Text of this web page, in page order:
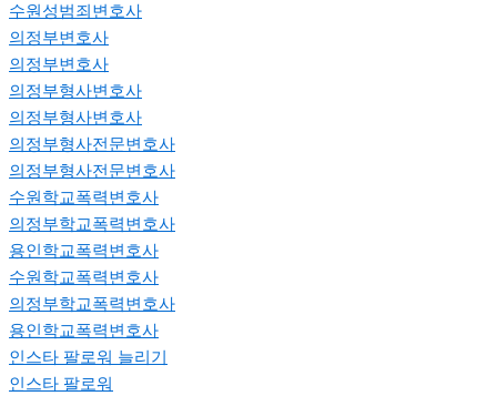
수원성범죄변호사
의정부변호사
의정부변호사
의정부형사변호사
의정부형사변호사
의정부형사전문변호사
의정부형사전문변호사
수원학교폭력변호사
의정부학교폭력변호사
용인학교폭력변호사
수원학교폭력변호사
의정부학교폭력변호사
용인학교폭력변호사
인스타 팔로워 늘리기
인스타 팔로워